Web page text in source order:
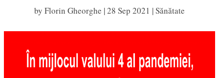
by Florin Gheorghe |28 Sep 2021 |Sănătate